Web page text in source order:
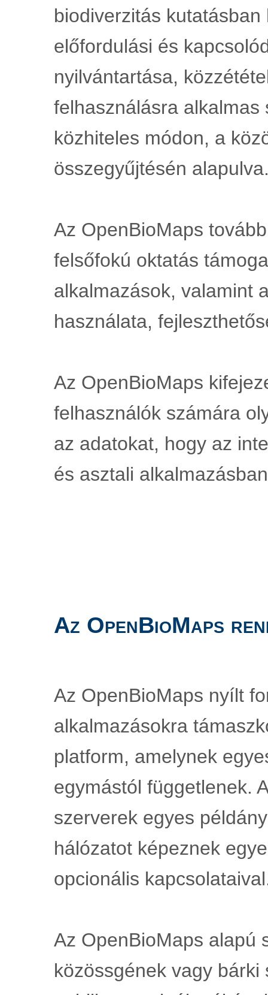
biodiverzitás kutatásban
előfordulási és
nyilvántartása,
felhasználásra alkalmas
közhiteles módon, a
összegyűjtésén
Az OpenBioMaps
felsőfokú oktatás
alkalmazások, valamint
használata,
Az OpenBioMaps
felhasználók számára
az adatokat, hogy az
és asztali
Az OpenBioMaps
Az OpenBioMaps nyílt
alkalmazásokra
platform, amelynek
egymástól függetlenek.
szerverek egyes
hálózatot képeznek
opcionális
Az OpenBioMaps alapú
közössgének vagy